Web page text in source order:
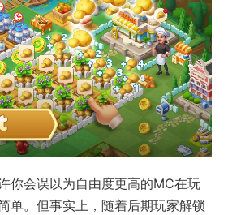
你会误以为自由度更高的MC在玩
单。但事实上，随着后期玩家解锁